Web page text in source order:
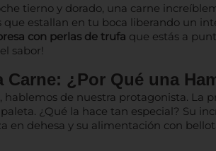
tierno y dorado, una carne
que estallan en tu boca liberando un
con perlas de trufa que estás a
sabor!
Carne: ¿Por Qué una
de nuestra protagonista. La
¿Qué la hace tan especial? Su
en dehesa y su alimentación con